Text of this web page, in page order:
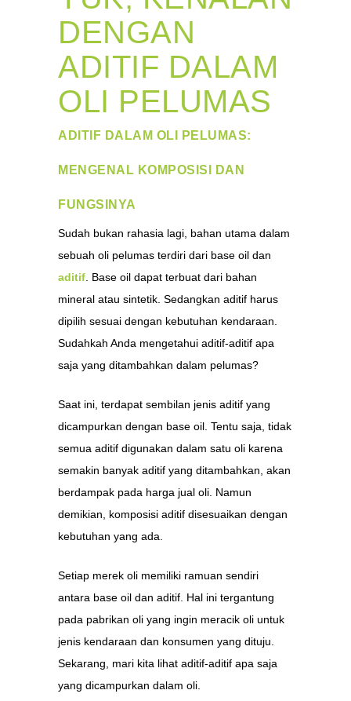
DENGAN
ADITIF DALAM
OLI PELUMAS
ADITIF DALAM OLI PELUMAS:
MENGENAL KOMPOSISI DAN
FUNGSINYA
Sudah bukan rahasia lagi, bahan utama dalam
sebuah oli pelumas terdiri dari base oil dan
aditif . Base oil dapat terbuat dari bahan
mineral atau sintetik. Sedangkan aditif harus
dipilih sesuai dengan kebutuhan kendaraan.
Sudahkah Anda mengetahui aditif-aditif apa
saja yang ditambahkan dalam pelumas?
Saat ini, terdapat sembilan jenis aditif yang
dicampurkan dengan base oil. Tentu saja, tidak
semua aditif digunakan dalam satu oli karena
semakin banyak aditif yang ditambahkan, akan
berdampak pada harga jual oli. Namun
demikian, komposisi aditif disesuaikan dengan
kebutuhan yang ada.
Setiap merek oli memiliki ramuan sendiri
antara base oil dan aditif. Hal ini tergantung
pada pabrikan oli yang ingin meracik oli untuk
jenis kendaraan dan konsumen yang dituju.
Sekarang, mari kita lihat aditif-aditif apa saja
yang dicampurkan dalam oli.